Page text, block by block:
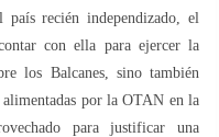
recién independizado, el
con ella para ejercer la
los Balcanes, sino también
alimentadas por la OTAN en la
para justificar una